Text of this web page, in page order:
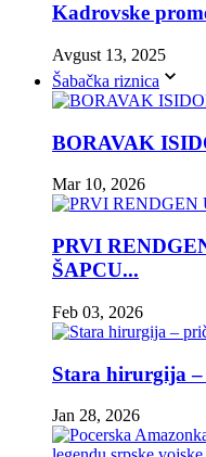
Kadrovske
Avgust 13, 2025
Šabačka riznica
BORAVAK
Mar 10, 2026
PRVI
ŠAPCU...
Feb 03, 2026
Stara hirurgija –
Jan 28, 2026